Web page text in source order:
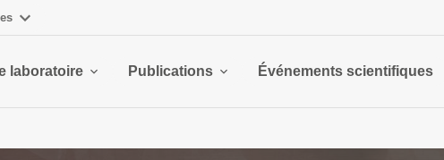
laboratoire Publications Événements scientifiques